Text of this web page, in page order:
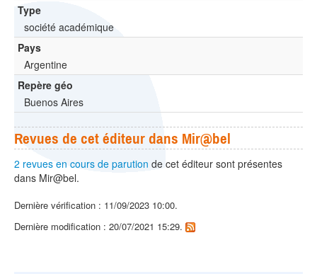
Type
société académique
Pays
Argentine
Repère géo
Buenos Aires
Revues de cet éditeur dans Mir@bel
2 revues en cours de parution de cet éditeur sont présentes
dans Mir@bel.
Dernière vérification : 11/09/2023 10:00.
Dernière modification : 20/07/2021 15:29.